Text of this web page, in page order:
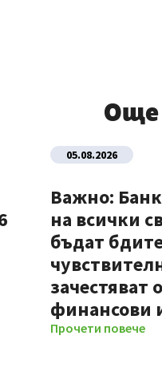
Още
05.08.2026
Важно:
на всички
бъдат
зачестяват
финансови
Прочети повече